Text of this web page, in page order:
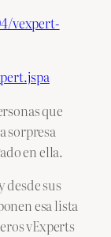
vexpert-
que
sorpresa
en ella.
desde sus
esa lista
vExperts